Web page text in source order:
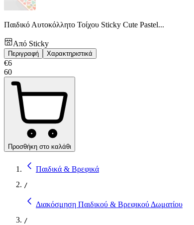
Παιδικό Αυτοκόλλητο Τοίχου Sticky Cute Pastel...
Από Sticky
Περιγραφή Χαρακτηριστικά
€6
60
Προσθήκη στο καλάθι
Παιδικά & Βρεφικά
/
Διακόσμηση Παιδικού & Βρεφικού Δωματίου
/